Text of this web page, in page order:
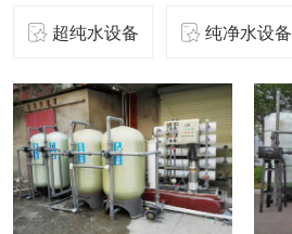
超纯水设备 纯净水设备